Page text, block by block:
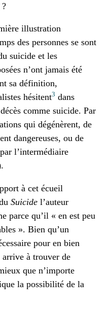
?
illustration
des personnes se sont
suicide et les
n’ont jamais été
sa définition,
hésitent3 dans
comme suicide. Par
qui dégénèrent, de
dangereuses, ou de
l’intermédiaire
à cet écueil
Suicide l’auteur
parce qu’il « en est peu
». Bien qu’un
pour en bien
à trouver de
que n’importe
la possibilité de la